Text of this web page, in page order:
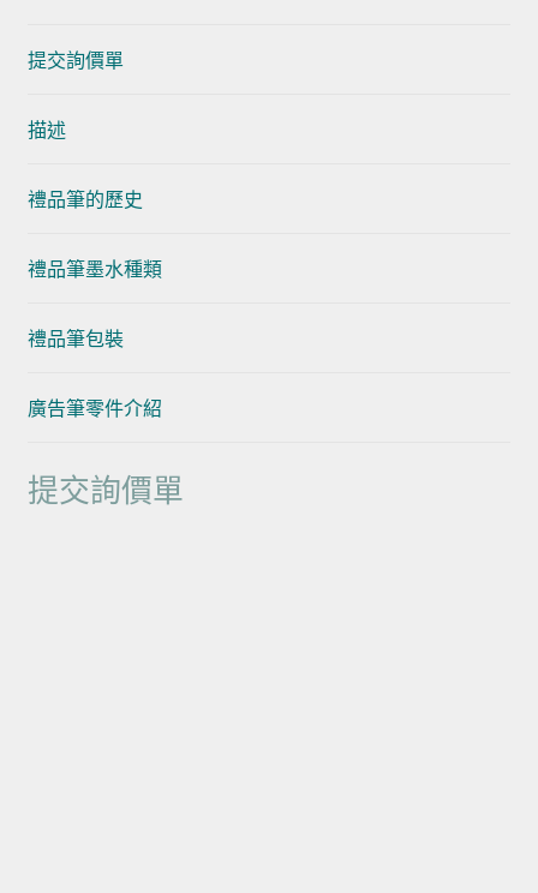
提交詢價單
描述
禮品筆的歷史
禮品筆墨水種類
禮品筆包裝
廣告筆零件介紹
提交詢價單